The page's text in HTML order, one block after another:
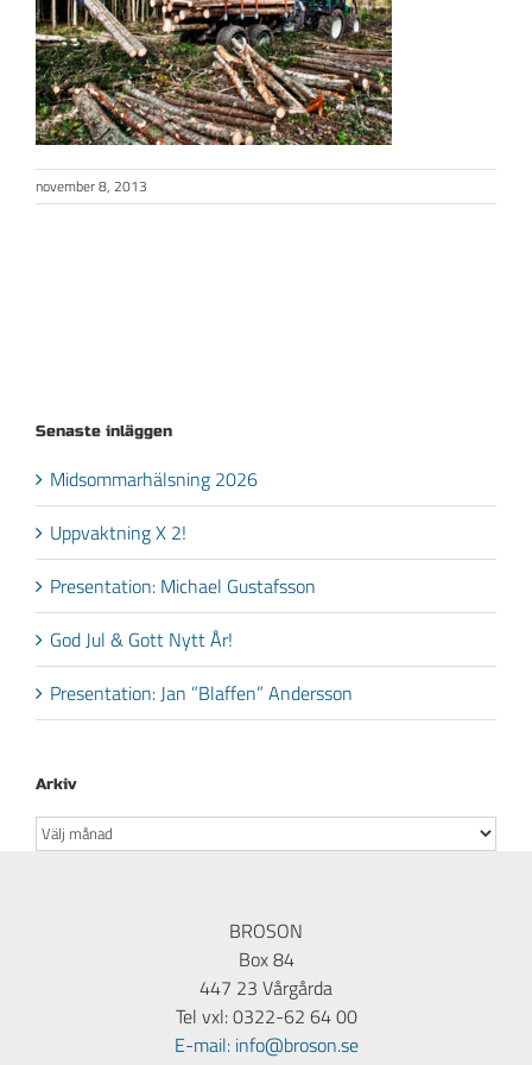
november 8, 2013
Senaste inläggen
Midsommarhälsning 2026
Uppvaktning X 2!
Presentation: Michael Gustafsson
God Jul & Gott Nytt År!
Presentation: Jan ”Blaffen” Andersson
Arkiv
Arkiv
BROSON
Box 84
447 23 Vårgårda
Tel vxl: 0322-62 64 00
E-mail: info@broson.se